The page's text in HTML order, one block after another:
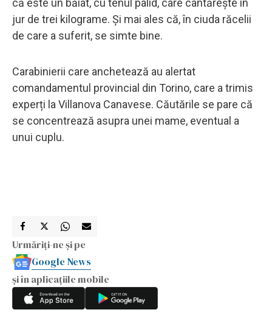
jur de trei kilograme. Și mai ales că, în ciuda răcelii
de care a suferit, se simte bine.
Carabinierii care anchetează au alertat
comandamentul provincial din Torino, care a trimis
experți la Villanova Canavese. Căutările se pare că
se concentrează asupra unei mame, eventual a
unui cuplu.
Urmăriți-ne și pe
Google News
și în aplicațiile mobile